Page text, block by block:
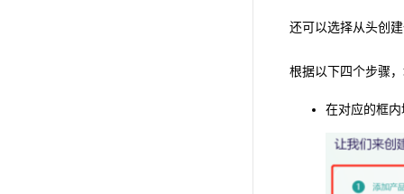
还可以选择从头创
根据以下四个步骤
在对应的框